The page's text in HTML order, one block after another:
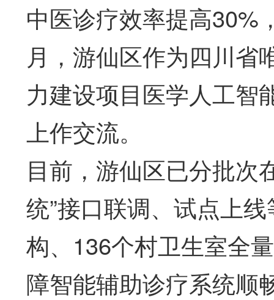
中医诊疗效率提高30%
月，游仙区作为四川省
力建设项目医学人工智
上作交流。
目前，游仙区已分批次
统”接口联调、试点上
构、136个村卫生室全
障智能辅助诊疗系统顺